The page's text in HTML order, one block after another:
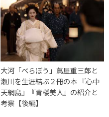
大河「べらぼう」蔦屋重三郎と
瀬川を生涯結ぶ２冊の本 『心中
天網島』『青楼美人』の紹介と
考察【後編】